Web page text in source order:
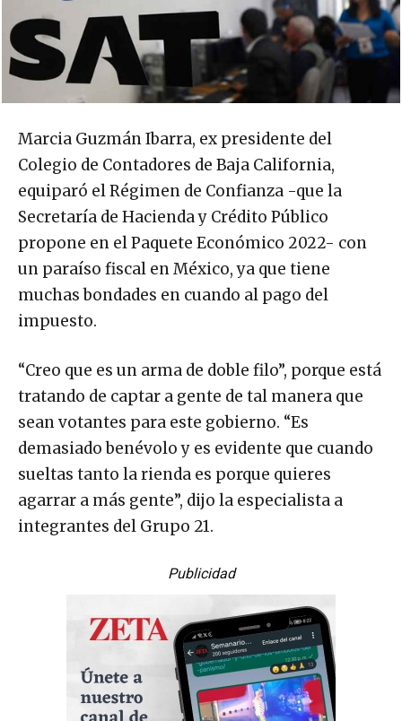
Marcia Guzmán Ibarra, ex presidente del
Colegio de Contadores de Baja California,
equiparó el Régimen de Confianza -que la
Secretaría de Hacienda y Crédito Público
propone en el Paquete Económico 2022- con
un paraíso fiscal en México, ya que tiene
muchas bondades en cuando al pago del
impuesto.
“Creo que es un arma de doble filo”, porque está
tratando de captar a gente de tal manera que
sean votantes para este gobierno. “Es
demasiado benévolo y es evidente que cuando
sueltas tanto la rienda es porque quieres
agarrar a más gente”, dijo la especialista a
integrantes del Grupo 21.
Publicidad